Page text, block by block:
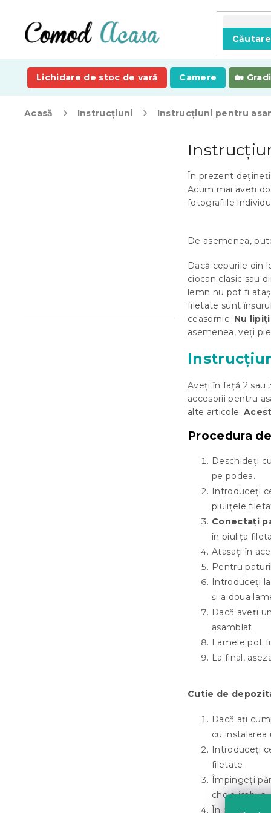
conținut
Căutare
Lichidare de stoc de vară Camere
Acasă Instrucțiuni Instrucțiuni pentru
În prezent
Acum mai aveți
fotografiile
De asemenea,
Dacă cepurile din
ciocan clasic sau
lemn nu pot fi
filetate sunt
ceasornic. Nu
asemenea, veți
Aveți în față 2 sau
accesorii pentru
alte articole.
Procedura
Deschideți
pe podea.
Introduceți
piulițele
Conectați
în piulița
Atașați în
Pentru
Introduceți
și a doua
Dacă aveți
asamblat.
Lamele pot
La final,
Cutie de
Dacă ați
cu instalarea
Introduceți
filetate.
Împingeți
cheie imbus.
În cele din